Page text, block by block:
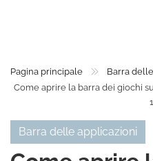
Pagina principale
Barra
Come aprire la barra dei giochi
Barra delle applicazioni